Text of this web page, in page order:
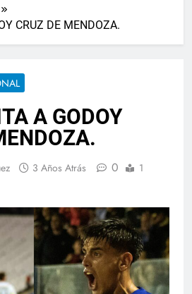
CRUZ DE MENDOZA.
A GODOY
3 Años Atrás 0
1